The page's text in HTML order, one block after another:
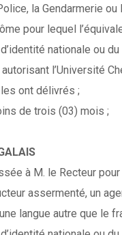
la Gendarmerie
pour lequel
nationale ou
l’Université
ont délivrés ;
de trois (03) mois ;
à M. le Recteur
assermenté, un
langue autre que le